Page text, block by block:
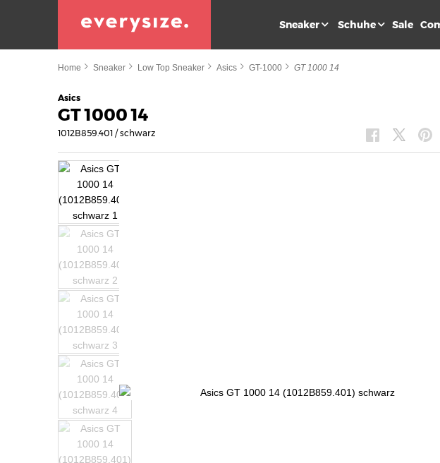
Sneaker Schuhe Sale
Home Sneaker Low Top Sneaker Asics GT-1000 GT 1000 14
Asics
GT 1000 14
1012B859.401 / schwarz